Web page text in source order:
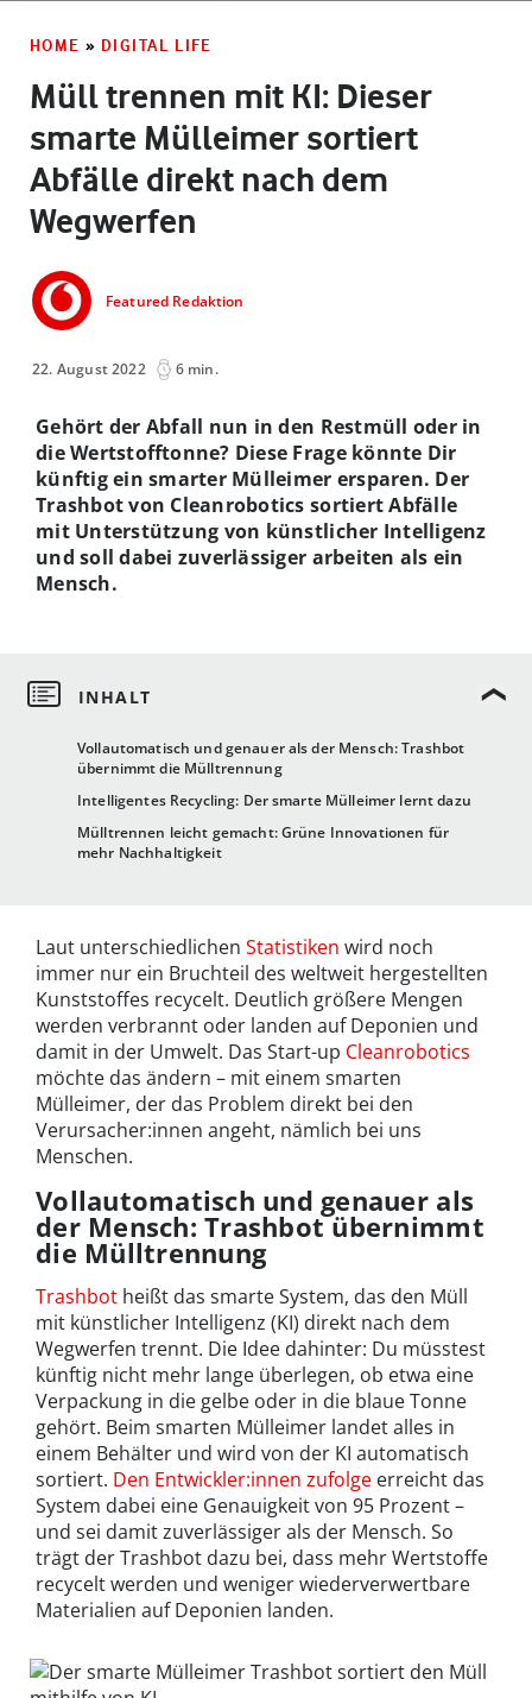
HOME » DIGITAL LIFE
Müll trennen mit KI: Dieser
smarte Mülleimer sortiert
Abfälle direkt nach dem
Wegwerfen
Featured Redaktion
22. August 2022 6 min.
Vollautomatisch und genauer als der Mensch: Trashbot
übernimmt die Mülltrennung
Intelligentes Recycling: Der smarte Mülleimer lernt dazu
Mülltrennen leicht gemacht: Grüne Innovationen für
mehr Nachhaltigkeit
Gehört der Abfall nun in den Restmüll oder in
die Wertstofftonne? Diese Frage könnte Dir
künftig ein smarter Mülleimer ersparen. Der
Trashbot von Cleanrobotics sortiert Abfälle
mit Unterstützung von künstlicher Intelligenz
und soll dabei zuverlässiger arbeiten als ein
Mensch.
Laut unterschiedlichen Statistiken wird noch
immer nur ein Bruchteil des weltweit hergestellten
Kunststoffes recycelt. Deutlich größere Mengen
werden verbrannt oder landen auf Deponien und
damit in der Umwelt. Das Start-up Cleanrobotics
möchte das ändern – mit einem smarten
Mülleimer, der das Problem direkt bei den
Verursacher:innen angeht, nämlich bei uns
Menschen.
Vollautomatisch und genauer als
der Mensch: Trashbot übernimmt
die Mülltrennung
Trashbot heißt das smarte System, das den Müll
mit künstlicher Intelligenz (KI) direkt nach dem
Wegwerfen trennt. Die Idee dahinter: Du müsstest
künftig nicht mehr lange überlegen, ob etwa eine
Verpackung in die gelbe oder in die blaue Tonne
gehört. Beim smarten Mülleimer landet alles in
einem Behälter und wird von der KI automatisch
sortiert. Den Entwickler:innen zufolge erreicht das
System dabei eine Genauigkeit von 95 Prozent –
und sei damit zuverlässiger als der Mensch. So
trägt der Trashbot dazu bei, dass mehr Wertstoffe
recycelt werden und weniger wiederverwertbare
Materialien auf Deponien landen.